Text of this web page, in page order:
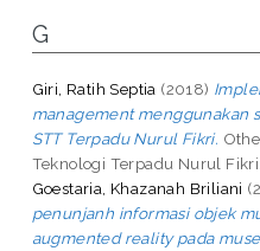
G
Giri, Ratih Septia (2018)
management menggunakan
STT Terpadu Nurul Fikri.
Teknologi Terpadu Nurul Fikri.
Goestaria, Khazanah Briliani
penunjanh informasi objek
augmented reality pada